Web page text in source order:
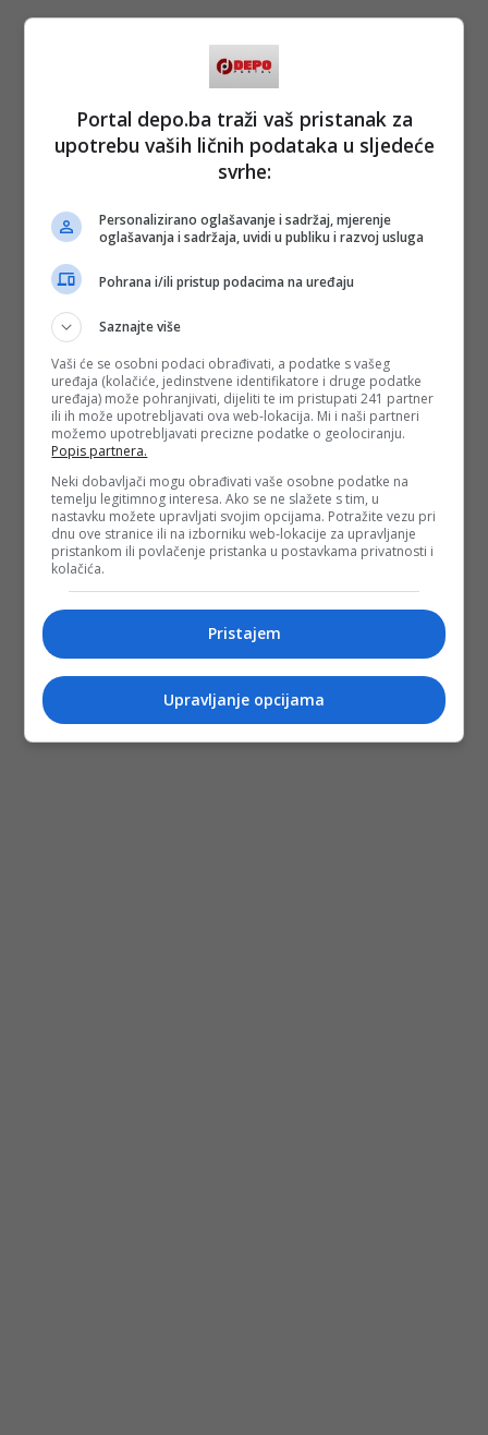
Portal depo.ba traži vaš pristanak za
upotrebu vaših ličnih podataka u sljedeće
svrhe:
Personalizirano oglašavanje i sadržaj, mjerenje
oglašavanja i sadržaja, uvidi u publiku i razvoj usluga
Pohrana i/ili pristup podacima na uređaju
Saznajte više
Vaši će se osobni podaci obrađivati, a podatke s vašeg
uređaja (kolačiće, jedinstvene identifikatore i druge podatke
uređaja) može pohranjivati, dijeliti te im pristupati 241 partner
ili ih može upotrebljavati ova web-lokacija. Mi i naši partneri
možemo upotrebljavati precizne podatke o geolociranju.
Popis partnera.
Neki dobavljači mogu obrađivati vaše osobne podatke na
temelju legitimnog interesa. Ako se ne slažete s tim, u
nastavku možete upravljati svojim opcijama. Potražite vezu pri
dnu ove stranice ili na izborniku web-lokacije za upravljanje
pristankom ili povlačenje pristanka u postavkama privatnosti i
kolačića.
Pristajem
Upravljanje opcijama